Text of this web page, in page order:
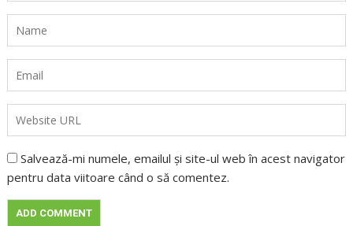
Salvează-mi numele, emailul și site-ul web în acest navigator
pentru data viitoare când o să comentez.